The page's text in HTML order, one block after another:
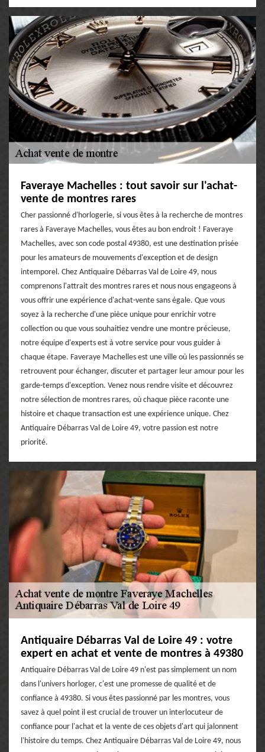
Faveraye Machelles : tout savoir sur l'achat-
vente de montres rares
Cher passionné d'horlogerie, si vous êtes à la recherche de montres
rares à Faveraye Machelles, vous êtes au bon endroit ! Faveraye
Machelles, avec son code postal 49380, est une destination prisée
pour les amateurs de mouvements d'exception et de design
intemporel. Chez Antiquaire Débarras Val de Loire 49, nous
comprenons l'attrait des montres rares et nous nous engageons à
vous offrir une expérience d'achat-vente sans égale. Que vous
soyez à la recherche d'une pièce unique pour enrichir votre
collection ou que vous souhaitiez vendre une montre précieuse,
notre équipe d'experts est à votre service pour vous guider à
chaque étape. Faveraye Machelles est une ville où les passionnés se
retrouvent pour échanger, discuter et partager leur amour pour les
garde-temps d'exception. Venez nous rendre visite et découvrez
notre sélection de montres rares, où chaque pièce raconte une
histoire et chaque transaction est une expérience unique. Chez
Antiquaire Débarras Val de Loire 49, votre passion est notre
priorité.
Antiquaire Débarras Val de Loire 49 : votre
expert en achat et vente de montres à 49380
Antiquaire Débarras Val de Loire 49 n'est pas simplement un nom
dans l'univers horloger, c'est une promesse de qualité et de
confiance à 49380. Si vous êtes passionné par les montres, vous
savez à quel point il est crucial de trouver un interlocuteur de
confiance pour l'achat et la vente de ces objets d'art qui jalonnent
l'histoire du temps. Chez Antiquaire Débarras Val de Loire 49, nous